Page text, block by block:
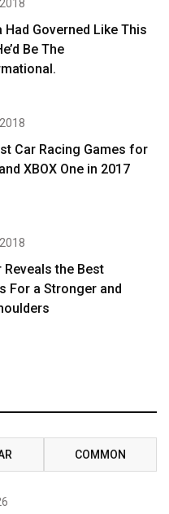
Had Governed Like This
Be The
Car Racing Games for
XBOX One in 2017
Reveals the Best
For a Stronger and
COMMON